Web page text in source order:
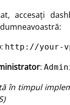
accesați
: http://your-
:
în timpul